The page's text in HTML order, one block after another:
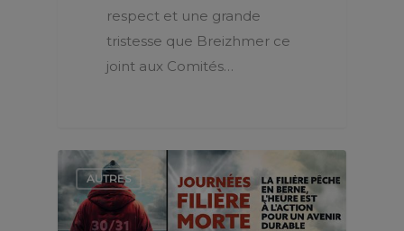
respect et une grande
tristesse que Breizhmer ce
joint aux Comités…
AUTRES